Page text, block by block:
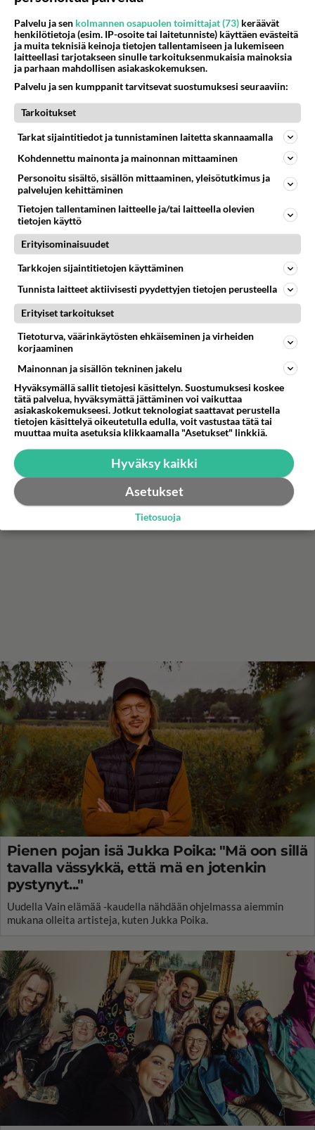
Danny, 83, teki yllättävän teon - Missä on 25-
vuotias Helmi Loukasmäki?
Kun yksi kauhallinen ei riitä... Tämä helppo
arkiruoka ei jää syömättä!
Vain elämää: Jukka Poika avautuu
rankasta avioerostaan: "Se aiheutti tosi
paljon kaikkea mielipahaa"
Varo sisältöpaljastuksia: Jukka Poika on yksi tämän kauden Vain
elämää -tähdistä.
Pienen pojan isä Jukka Poika: "Mä oon sillä
tavalla vässykkä, että mä en jotenkin
pystynyt..."
Uudella Vain elämää -kaudella nähdään ohjelmassa aiemmin
mukana olleita artisteja, kuten Jukka Poika.
Palvelu ja sen kolmannen osapuolen toimittajat (73) keräävät
henkilötietoja (esim. IP-osoite tai laitetunniste) käyttäen evästeitä
ja muita teknisiä keinoja tietojen tallentamiseen ja lukemiseen
laitteellasi tarjotakseen sinulle tarkoituksenmukaisia mainoksia
ja parhaan mahdollisen asiakaskokemuksen.
Palvelu ja sen kumppanit tarvitsevat suostumuksesi seuraaviin:
Tarkoitukset
Tarkat sijaintitiedot ja tunnistaminen laitetta skannaamalla
Kohdennettu mainonta ja mainonnan mittaaminen
Personoitu sisältö, sisällön mittaaminen, yleisötutkimus ja
palvelujen kehittäminen
Tietojen tallentaminen laitteelle ja/tai laitteella olevien
tietojen käyttö
Erityisominaisuudet
Tarkkojen sijaintitietojen käyttäminen
Tunnista laitteet aktiivisesti pyydettyjen tietojen perusteella
Erityiset tarkoitukset
Tietoturva, väärinkäytösten ehkäiseminen ja virheiden
korjaaminen
Mainonnan ja sisällön tekninen jakelu
Hyväksymällä sallit tietojesi käsittelyn. Suostumuksesi koskee
tätä palvelua, hyväksymättä jättäminen voi vaikuttaa
asiakaskokemukseesi. Jotkut teknologiat saattavat perustella
tietojen käsittelyä oikeutetulla edulla, voit vastustaa tätä tai
muuttaa muita asetuksia klikkaamalla "Asetukset" linkkiä.
Hyväksy kaikki
Asetukset
Tietosuoja